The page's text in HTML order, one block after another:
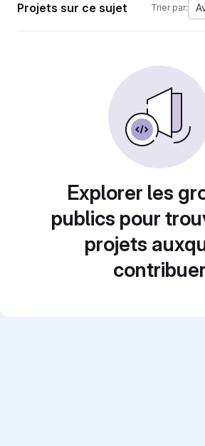
Projets sur ce sujet Trier par:
Explorer les
publics pour
projets
contribuer